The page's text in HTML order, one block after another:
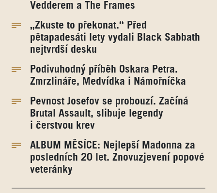
Vedderem a The Frames
„Zkuste to překonat.“ Před
pětapadesáti lety vydali Black Sabbath
nejtvrdší desku
Podivuhodný příběh Oskara Petra.
Zmrzlináře, Medvídka i Námořníčka
Pevnost Josefov se probouzí. Začíná
Brutal Assault, slibuje legendy
i čerstvou krev
ALBUM MĚSÍCE: Nejlepší Madonna za
posledních 20 let. Znovuzjevení popové
veteránky